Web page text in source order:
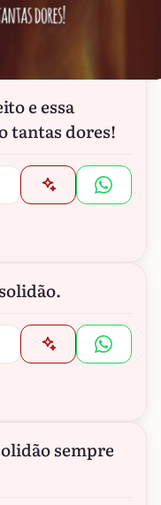
e essa
tantas dores!
sempre